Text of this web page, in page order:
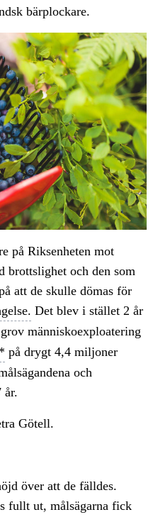
bärplockare.
på Riksenheten mot
brottslighet och den som
att de skulle dömas för
Det blev i stället 2 år
människoexploatering
på drygt 4,4 miljoner
och
år.
Götell.
över att de fälldes.
fullt ut, målsägarna fick